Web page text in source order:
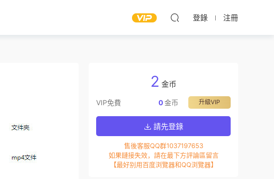
登錄 注冊
2 金币
VIP免費 升級VIP
0金币
請先登錄
售後客服QQ群1037197653
如果鏈接失效，請在最下方評論區留言
【最好别用百度浏覽器和QQ浏覽器】